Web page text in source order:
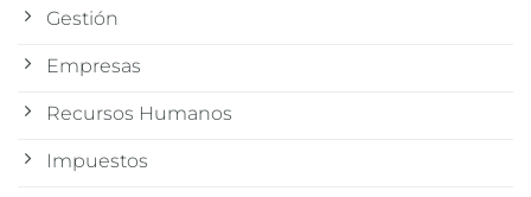
Gestión
Empresas
Recursos Humanos
Impuestos